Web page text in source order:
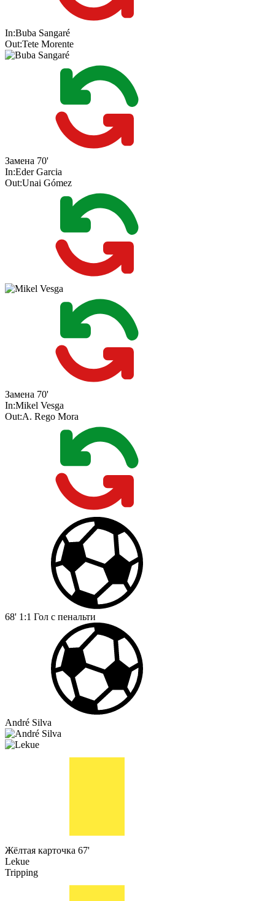
In:Buba Sangaré
Out:Tete Morente
Замена 70'
In:Eder Garcia
Out:Unai Gómez
Замена 70'
In:Mikel Vesga
Out:A. Rego Mora
68' 1:1 Гол с пенальти
André Silva
Жёлтая карточка 67'
Lekue
Tripping